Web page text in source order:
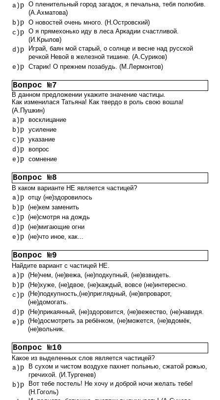
a)p О пленительный город загадок, я печальна, тебя полюбив.
(А.Ахматова)
b)p О новостей очень много. (Н.Островский)
c)p О я прямехонько иду в леса Аркадии счастливой.
(И.Крылов)
d)p
Играй, баян мой старый, о солнце и весне над русской
речкой Невой в железной тишине. (А.Суриков)
e)p Старик! О прежнем позабудь. (М.Лермонтов)
Вопрос №7
В данном предложении укажите значение частицы.
Как изменилася Татьяна! Как твердо в роль свою вошла!
(А.Пушкин)
a)p восклицание
b)p усиление
c)p указание
d)p вопрос
e)p сомнение
Вопрос №8
В каком варианте НЕ является частицей?
a)p отцу (не)здоровилось
b)p (не)кем заменить
c)p (не)смотря на дождь
d)p (не)мигающие огни
e)p (не)что иное, как...
Вопрос №9
Найдите вариант с частицей НЕ.
a)p (Не)чем, (не)вежа, (не)подкупный, (не)взвидеть.
b)p (Не)хуже, (не)двое, (не)каждый, вовсе (не)интересно.
c)p (Не)подкупность,(не)приглядный, (не)впроварот,
(не)домогать.
d)p (Не)прикаянный, (не)здоровится, (не)вежество, (не)навидя.
e)p (Не)досмотреть за ребёнком, (не)можется, (не)вдомёк,
(не)вольник.
Вопрос №10
Какое из выделенных слов является частицей?
a)p
В сухом и чистом воздухе пахнет полынью, сжатой рожью,
гречихой. (И.Тургенев)
b)p
Вот тебе постель! Не хочу и доброй ночи желать тебе!
(Н.Гоголь)